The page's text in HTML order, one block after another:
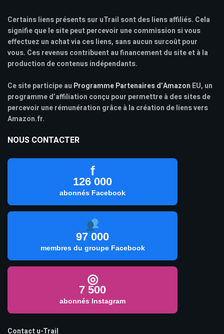
Certains liens présents sur uTrail sont des liens affiliés. Cela
signifie que le site peut percevoir une commission si vous
effectuez un achat via ces liens, sans aucun surcoût pour
vous. Ces revenus contribuent au financement du site et à la
production de contenus indépendants.
Ce site participe au Programme Partenaires d’Amazon EU, un
programme d’affiliation conçu pour permettre à des sites de
percevoir une rémunération grâce à la création de liens vers
Amazon.fr.
NOUS CONTACTER
f
126 000
abonnés Facebook
97 000
membres du groupe Facebook
◎
7 500
abonnés Instagram
Contact u-Trail